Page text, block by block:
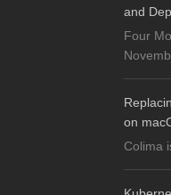
and
Four
on
Colima